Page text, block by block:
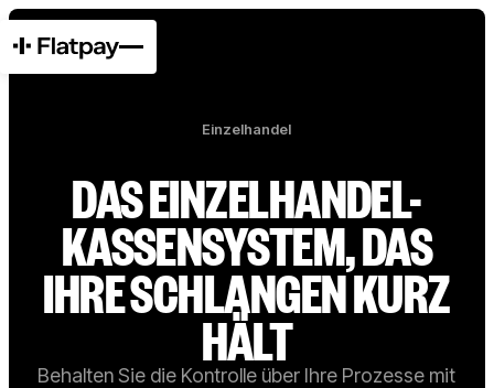
Einzelhandel
DAS EINZELHANDEL-
KASSENSYSTEM, DAS
IHRE SCHLANGEN KURZ
HÄLT
Behalten Sie die Kontrolle über Ihre Prozesse mit